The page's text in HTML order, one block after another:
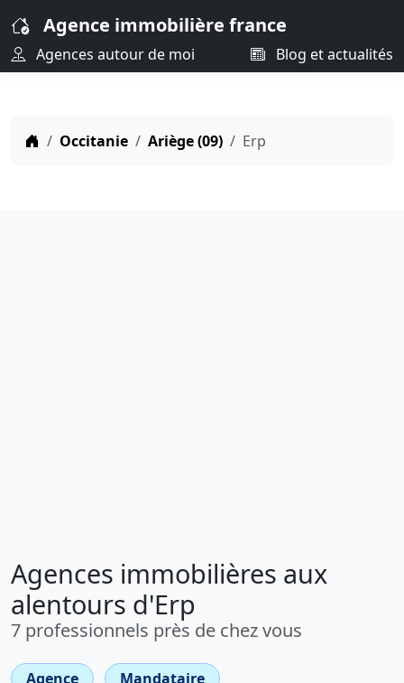
Agence immobilière france
Agences autour de moi Blog et actualités
Occitanie Ariège (09) Erp
Agences immobilières aux
alentours d'Erp
7 professionnels près de chez vous
Agence
Mandataire